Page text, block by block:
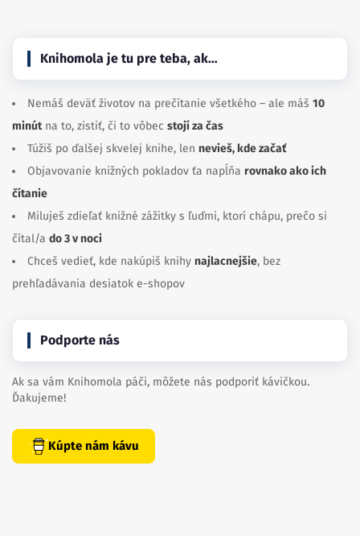
Knihomola je tu pre teba, ak…
Nemáš deväť životov na prečítanie všetkého – ale máš 10
minútna to, zistiť, či to vôbec stojí za čas
Túžiš po ďalšej skvelej knihe, len nevieš, kde začať
Objavovanie knižných pokladov ťa napĺňa rovnako ako ich
čítanie
Miluješ zdieľať knižné zážitky s ľuďmi, ktorí chápu, prečo si
čítal/a do 3 v noci
Chceš vedieť, kde nakúpiš knihy najlacnejšie, bez
prehľadávania desiatok e-shopov
Podporte nás
Ak sa vám Knihomola páči, môžete nás podporiť kávičkou.
Ďakujeme!
Kúpte nám kávu